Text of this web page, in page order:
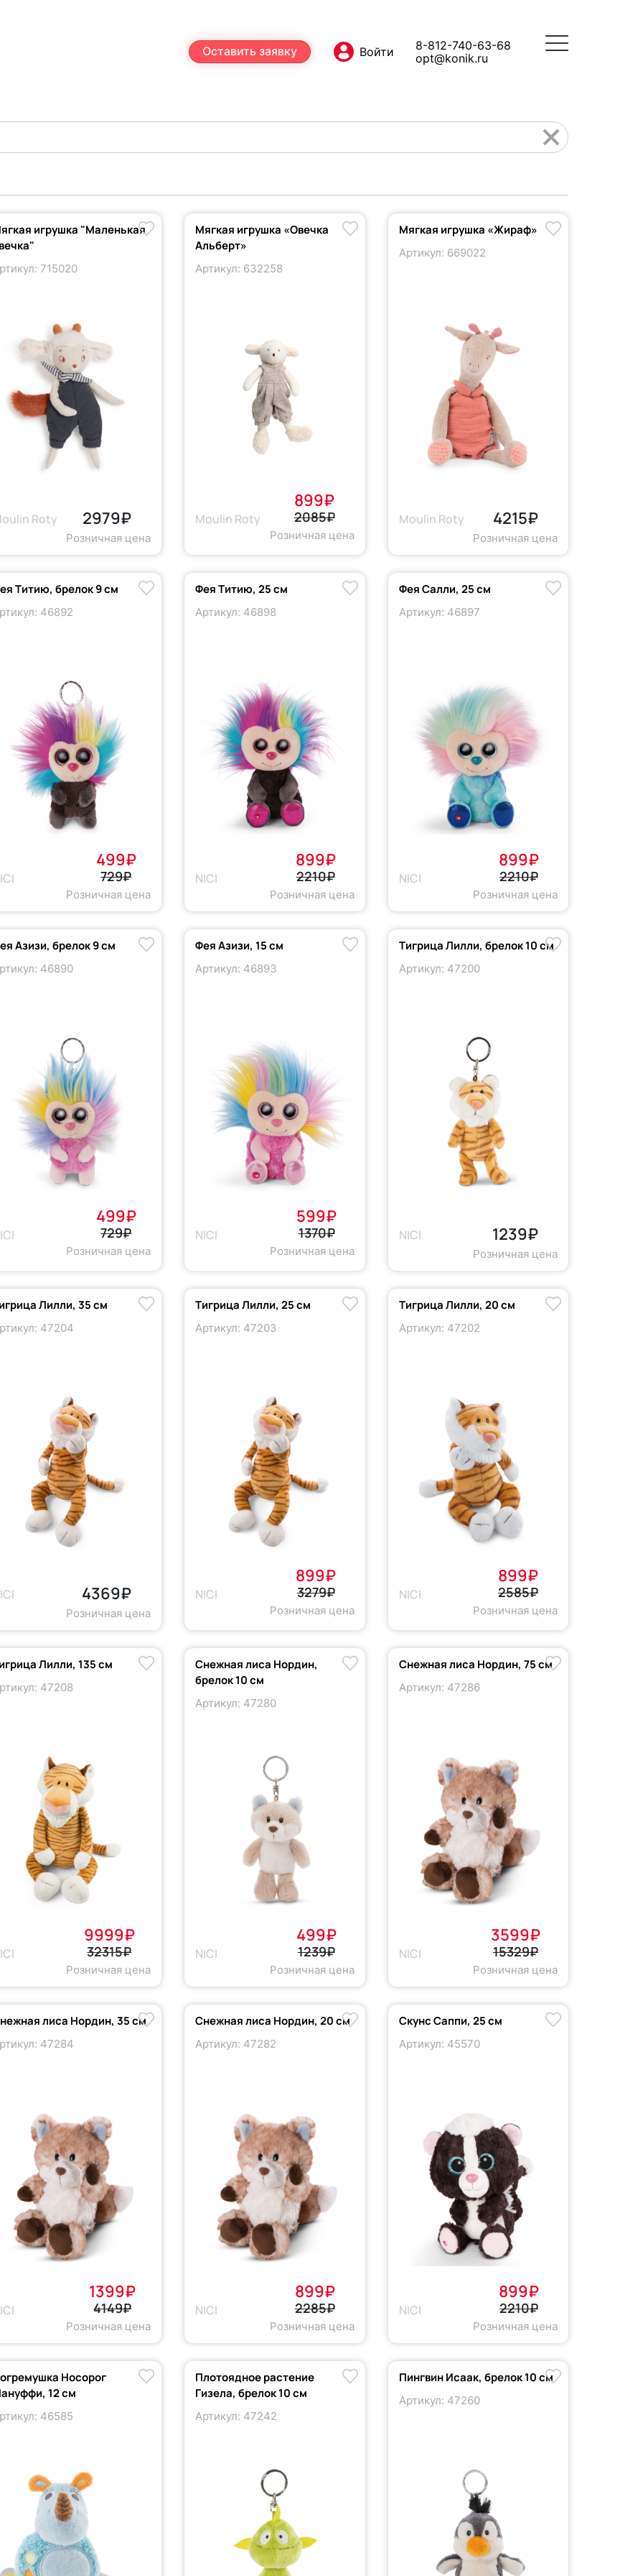
Оставить заявку
8-812-740-63-68
opt@konik.ru
игрушка "Маленькая
715020
Roty 2979₽
Розничная цена
Мягкая игрушка «Овечка
Альберт»
Артикул: 632258
Moulin Roty
899₽
2085₽
Розничная цена
Мягкая игрушка «Жираф»
Артикул: 669022
Moulin Roty 4215₽
Розничная цена
Титию, брелок 9 см
46892
499₽
729₽
Розничная цена
Фея Титию, 25 см
Артикул: 46898
NICI
899₽
2210₽
Розничная цена
Фея Салли, 25 см
Артикул: 46897
NICI
899₽
2210₽
Розничная цена
Азизи, брелок 9 см
46890
499₽
729₽
Розничная цена
Фея Азизи, 15 см
Артикул: 46893
NICI
599₽
1370₽
Розничная цена
Тигрица Лилли, брелок 10 см
Артикул: 47200
NICI 1239₽
Розничная цена
Лилли, 35 см
47204
4369₽
Розничная цена
Тигрица Лилли, 25 см
Артикул: 47203
NICI
899₽
3279₽
Розничная цена
Тигрица Лилли, 20 см
Артикул: 47202
NICI
899₽
2585₽
Розничная цена
Лилли, 135 см
47208
9999₽
32315₽
Розничная цена
Снежная лиса Нордин,
брелок 10 см
Артикул: 47280
NICI
499₽
1239₽
Розничная цена
Снежная лиса Нордин, 75 см
Артикул: 47286
NICI
3599₽
15329₽
Розничная цена
лиса Нордин, 35 см
47284
1399₽
4149₽
Розничная цена
Снежная лиса Нордин, 20 см
Артикул: 47282
NICI
899₽
2285₽
Розничная цена
Скунс Саппи, 25 см
Артикул: 45570
NICI
899₽
2210₽
Розничная цена
Носорог
12 см
46585
Плотоядное растение
Гизела, брелок 10 см
Артикул: 47242
Пингвин Исаак, брелок 10 см
Артикул: 47260